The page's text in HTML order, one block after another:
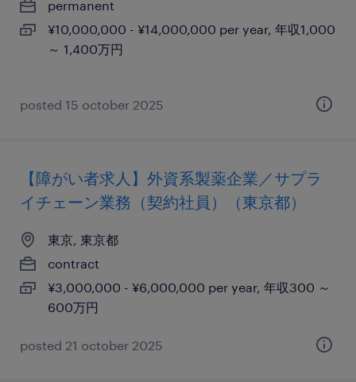
permanent
¥10,000,000 - ¥14,000,000 per year, 年収1,000
～ 1,400万円
posted 15 october 2025
【障がい者求人】外資系製薬企業／サプラ
イチェーン業務（契約社員）（東京都）
東京, 東京都
contract
¥3,000,000 - ¥6,000,000 per year, 年収300 ～
600万円
posted 21 october 2025